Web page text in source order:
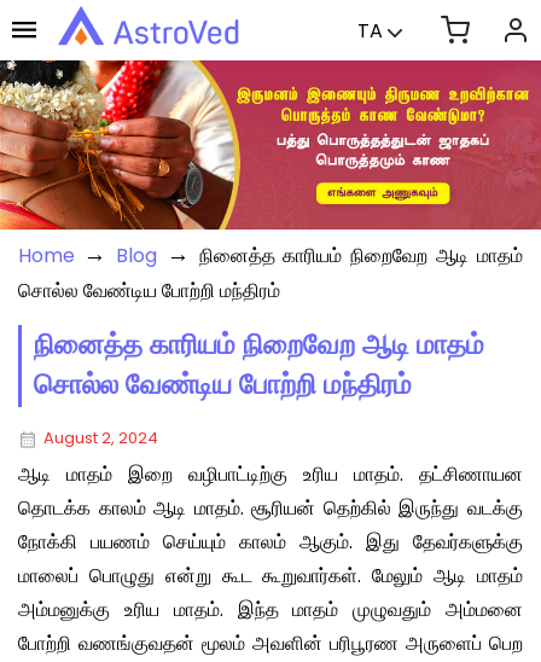
TA
Home → Blog → நினைத்த காரியம் நிறைவேற ஆடி மாதம்
சொல்ல வேண்டிய போற்றி மந்திரம்
நினைத்த காரியம் நிறைவேற ஆடி மாதம்
சொல்ல வேண்டிய போற்றி மந்திரம்
August 2, 2024
ஆடி மாதம் இறை வழிபாட்டிற்கு உரிய மாதம். தட்சிணாயன
தொடக்க காலம் ஆடி மாதம். சூரியன் தெற்கில் இருந்து வடக்கு
நோக்கி பயணம் செய்யும் காலம் ஆகும். இது தேவர்களுக்கு
மாலைப் பொழுது என்று கூட கூறுவார்கள். மேலும் ஆடி மாதம்
அம்மனுக்கு உரிய மாதம். இந்த மாதம் முழுவதும் அம்மனை
போற்றி வணங்குவதன் மூலம் அவளின் பரிபூரண அருளைப் பெற